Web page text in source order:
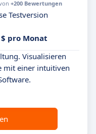
+200 Bewertungen
Testversion
$ pro Monat
Visualisieren
mit einer intuitiven